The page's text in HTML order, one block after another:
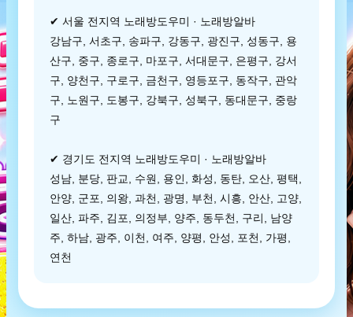
✔ 서울 전지역 노래방도우미 · 노래방알바
강남구, 서초구, 송파구, 강동구, 광진구, 성동구, 용
산구, 중구, 종로구, 마포구, 서대문구, 은평구, 강서
구, 양천구, 구로구, 금천구, 영등포구, 동작구, 관악
구, 노원구, 도봉구, 강북구, 성북구, 동대문구, 중랑
구
✔ 경기도 전지역 노래방도우미 · 노래방알바
성남, 분당, 판교, 수원, 용인, 화성, 동탄, 오산, 평택,
안양, 군포, 의왕, 과천, 광명, 부천, 시흥, 안산, 고양,
일산, 파주, 김포, 의정부, 양주, 동두천, 구리, 남양
주, 하남, 광주, 이천, 여주, 양평, 안성, 포천, 가평,
연천